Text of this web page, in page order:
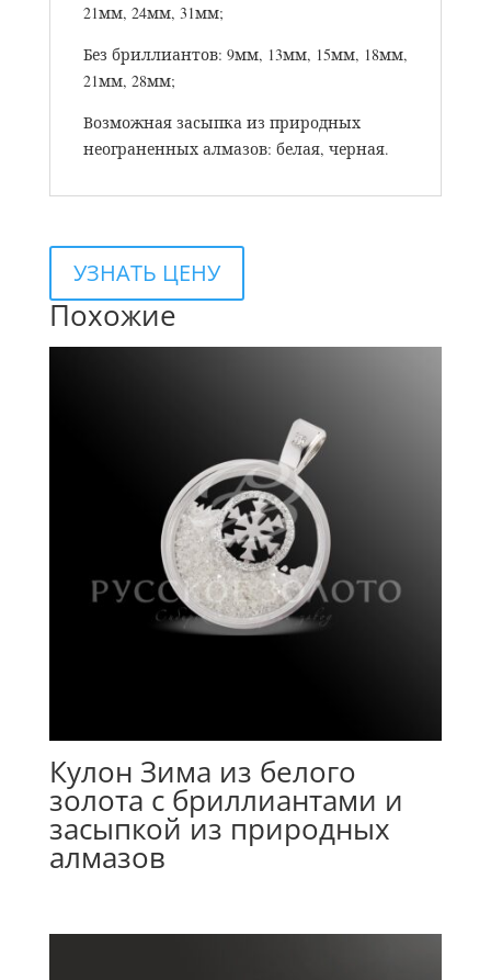
21мм, 24мм, 31мм;
Без бриллиантов: 9мм, 13мм, 15мм, 18мм,
21мм, 28мм;
Возможная засыпка из природных
неограненных алмазов: белая, черная.
УЗНАТЬ ЦЕНУ
Похожие
Кулон Зима из белого
золота с бриллиантами и
засыпкой из природных
алмазов